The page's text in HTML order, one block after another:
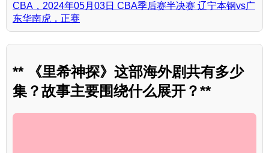
CBA，2024年05月03日 CBA季后赛半决赛 辽宁本钢vs广
东华南虎，正赛
** 《里希神探》这部海外剧共有多少
集？故事主要围绕什么展开？**